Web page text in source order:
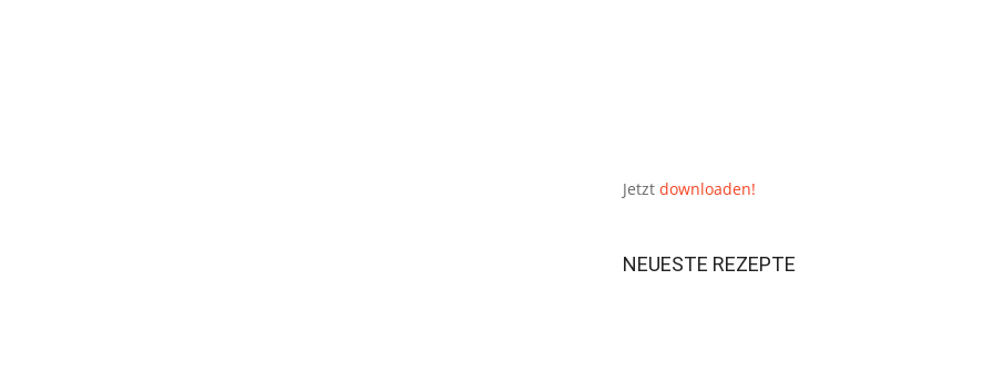
Jetzt downloaden!
NEUESTE REZEPTE